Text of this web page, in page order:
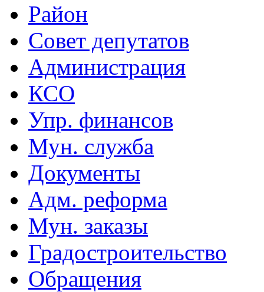
Район
Совет депутатов
Администрация
КСО
Упр. финансов
Мун. служба
Документы
Адм. реформа
Мун. заказы
Градостроительство
Обращения